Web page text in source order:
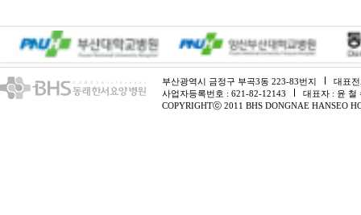
부산광역시 금정구 부곡3동 223-83번지
대표
사업자등록번호 : 621-82-12143
대표자 : 윤 철
COPYRIGHTⓒ 2011 BHS DONGNAE HANSEO